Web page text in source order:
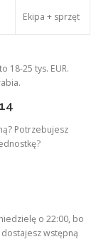
Ekipa + sprzęt
18-25 tys. EUR.
Potrzebujesz
o 22:00, bo
wstępną